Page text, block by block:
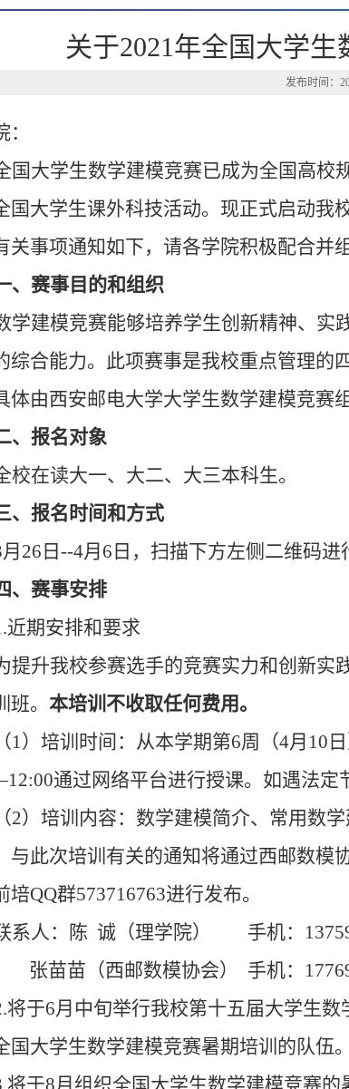
关于2021年全国大学
发布时间：
国大学生数学建模竞赛已成为全国高校
国大学生课外科技活动。现正式启动我
关事项通知如下，请各学院积极配合并
、赛事目的和组织
学建模竞赛能够培养学生创新精神、实
综合能力。此项赛事是我校重点管理的
体由西安邮电大学大学生数学建模竞赛
、报名对象
校在读大一、大二、大三本科生。
、报名时间和方式
月26日--4月6日，扫描下方左侧二维码进
、赛事安排
近期安排和要求
提升我校参赛选手的竞赛实力和创新实
班。 本培训不收取任何费用。
（1）培训时间：从本学期第6周（4月10
通过网络平台进行授课。如遇法定
（2）培训内容：数学建模简介、常用数
与此次培训有关的通知将通过西邮数模
培QQ群573716763进行发布。
系人：陈 诚（理学院） 手机：
张苗苗（西邮数模协会） 手机：
将于6月中旬举行我校第十五届大学生
国大学生数学建模竞赛暑期培训的队伍。
将于8月组织全国大学生数学建模竞赛